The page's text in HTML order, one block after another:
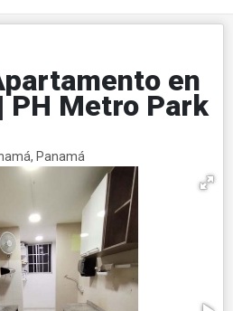
en
PH Metro Park
Panamá